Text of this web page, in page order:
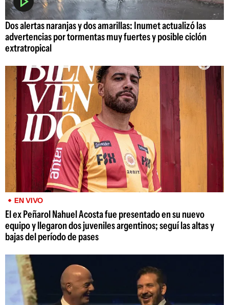
Dos alertas naranjas y dos amarillas: Inumet actualizó las
advertencias por tormentas muy fuertes y posible ciclón
extratropical
EN VIVO
El ex Peñarol Nahuel Acosta fue presentado en su nuevo
equipo y llegaron dos juveniles argentinos; seguí las altas y
bajas del período de pases